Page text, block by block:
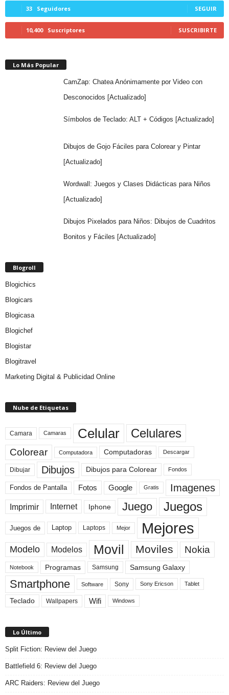
33 Seguidores SEGUIR
10,400 Suscriptores SUSCRIBIRTE
Lo Más Popular
CamZap: Chatea Anónimamente por Video con
Desconocidos [Actualizado]
Símbolos de Teclado: ALT + Códigos [Actualizado]
Dibujos de Gojo Fáciles para Colorear y Pintar
[Actualizado]
Wordwall: Juegos y Clases Didácticas para Niños
[Actualizado]
Dibujos Pixelados para Niños: Dibujos de Cuadritos
Bonitos y Fáciles [Actualizado]
Blogroll
Blogichics
Blogicars
Blogicasa
Blogichef
Blogistar
Blogitravel
Marketing Digital & Publicidad Online
Nube de Etiquetas
Camara Camaras Celular Celulares
Colorear Computadora Computadoras Descargar
Dibujar Dibujos Dibujos para Colorear Fondos
Fondos de Pantalla Fotos Google Gratis Imagenes
Imprimir Internet Iphone Juego Juegos
Juegos de Laptop Laptops Mejor Mejores
Modelo Modelos Movil Moviles Nokia
Notebook Programas Samsung Samsung Galaxy
Smartphone Software Sony Sony Ericson Tablet
Teclado Wallpapers Wifi Windows
Lo Último
Split Fiction: Review del Juego
Battlefield 6: Review del Juego
ARC Raiders: Review del Juego